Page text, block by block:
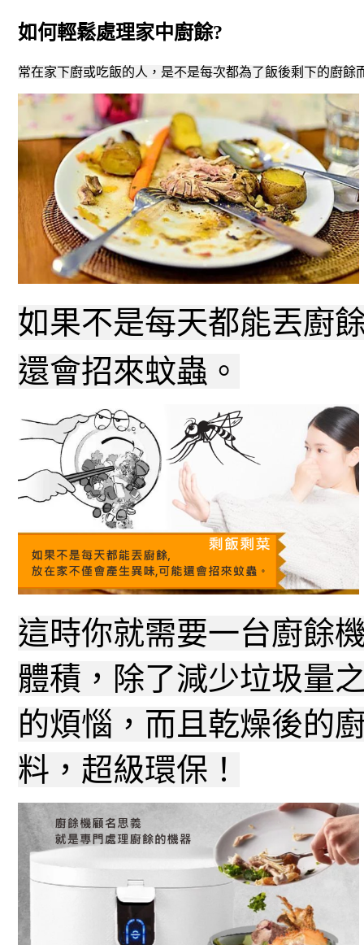
如何輕鬆處理家中廚餘?
常在家下廚或吃飯的人，是不是每次都為了飯後剩下的廚餘
如果不是每天都能丟廚
還會招來蚊蟲。
這時你就需要一台廚餘
體積，除了減少垃圾量
的煩惱，而且乾燥後的
料，超級環保！